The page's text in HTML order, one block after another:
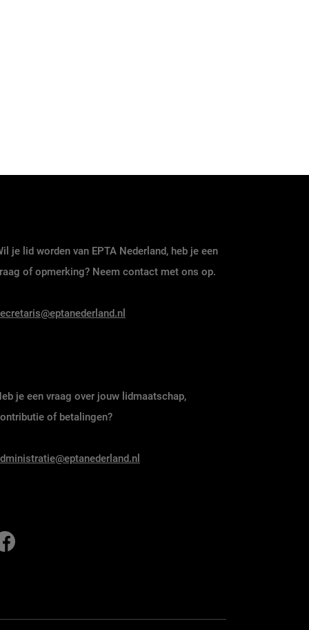
je lid worden van EPTA Nederland, heb je een
of opmerking? Neem contact met ons op.
je een vraag over jouw lidmaatschap,
of betalingen?